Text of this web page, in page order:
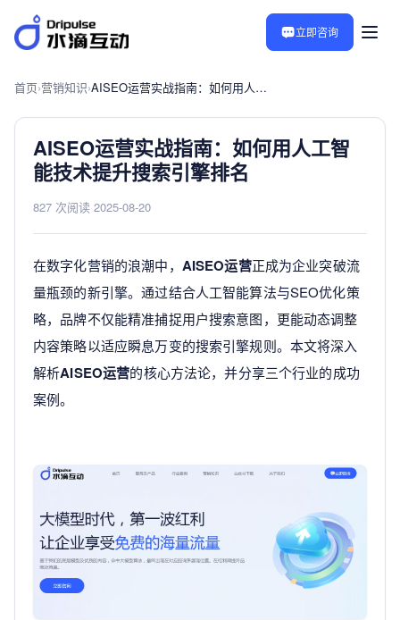
立即咨询
首页›营销知识› AISEO运营实战指南：如何用人工智能技术提升搜索引擎排名
AISEO运营实战指南：如何用人工智
能技术提升搜索引擎排名
827 次阅读 2025-08-20
在数字化营销的浪潮中， AISEO运营正成为企业突破流
量瓶颈的新引擎。通过结合人工智能算法与SEO优化策
略，品牌不仅能精准捕捉用户搜索意图，更能动态调整
内容策略以适应瞬息万变的搜索引擎规则。本文将深入
解析AISEO运营的核心方法论，并分享三个行业的成功
案例。